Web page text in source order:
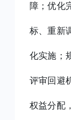
障；优化
标、重新
化实施；
评审回避
权益分配